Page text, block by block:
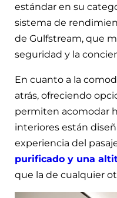
estándar en su
sistema de
de Gulfstream, que
seguridad y la
En cuanto a la
atrás, ofreciendo
permiten acomodar
interiores están
experiencia del
purificado y una
que la de cualquier